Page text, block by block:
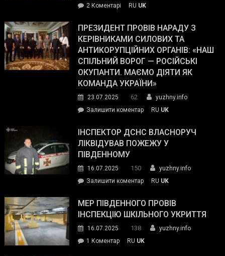
The
Street
Journal.
2 Коментарі
Південному
працівникам
ОПЗ
з
матеріального
резерву
гуманітарну
допомогу
RU UK
ПРЕЗИДЕНТ ПРОВІВ НАРАДУ З
КЕРІВНИКАМИ СИЛОВИХ ТА
АНТИКОРУПЦІЙНИХ ОРГАНІВ: «НАШ
СПІЛЬНИЙ ВОРОГ — РОСІЙСЬКІ
ОКУПАНТИ. МАЄМО ДІЯТИ ЯК
КОМАНДА УКРАЇНИ»
23.07.2025 62
yuzhny.info
Залишити коментарon
провів
нараду
силових
та
органів:
«Наш
спільний
RU UK
ІНСПЕКТОР ДСНС ВЛАСНОРУЧ
ЛІКВІДУВАВ ПОЖЕЖУ У
ПІВДЕННОМУ
16.07.2025 150
yuzhny.info
Залишити коментарon
ДСНС
власноруч
пожежу
у
RU UK
МЕР ПІВДЕННОГО ПРОВІВ
ІНСПЕКЦІЮ ШКІЛЬНОГО УКРИТТЯ
16.07.2025 138
yuzhny.info
1 Коментардо RU UK